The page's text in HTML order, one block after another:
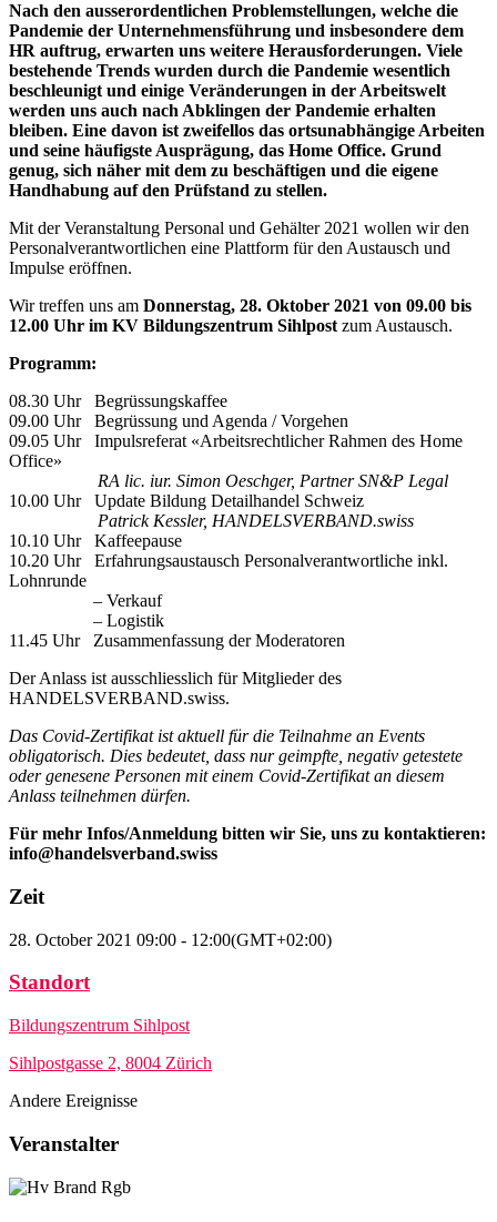
Nach den ausserordentlichen Problemstellungen, welche die
Pandemie der Unternehmensführung und insbesondere dem
HR auftrug, erwarten uns weitere Herausforderungen. Viele
bestehende Trends wurden durch die Pandemie wesentlich
beschleunigt und einige Veränderungen in der Arbeitswelt
werden uns auch nach Abklingen der Pandemie erhalten
bleiben. Eine davon ist zweifellos das ortsunabhängige Arbeiten
und seine häufigste Ausprägung, das Home Office. Grund
genug, sich näher mit dem zu beschäftigen und die eigene
Handhabung auf den Prüfstand zu stellen.
Mit der Veranstaltung Personal und Gehälter 2021 wollen wir den
Personalverantwortlichen eine Plattform für den Austausch und
Impulse eröffnen.
Wir treffen uns am Donnerstag, 28. Oktober 2021 von 09.00 bis
12.00 Uhr im KV Bildungszentrum Sihlpost zum Austausch.
Programm:
08.30 Uhr Begrüssungskaffee
09.00 Uhr Begrüssung und Agenda / Vorgehen
09.05 Uhr Impulsreferat «Arbeitsrechtlicher Rahmen des Home
Office»
RA lic. iur. Simon Oeschger, Partner SN&P Legal
10.00 Uhr Update Bildung Detailhandel Schweiz
Patrick Kessler, HANDELSVERBAND.swiss
10.10 Uhr Kaffeepause
10.20 Uhr Erfahrungsaustausch Personalverantwortliche inkl.
Lohnrunde
– Verkauf
– Logistik
11.45 Uhr Zusammenfassung der Moderatoren
Der Anlass ist ausschliesslich für Mitglieder des
HANDELSVERBAND.swiss.
Das Covid-Zertifikat ist aktuell für die Teilnahme an Events
obligatorisch. Dies bedeutet, dass nur geimpfte, negativ getestete
oder genesene Personen mit einem Covid-Zertifikat an diesem
Anlass teilnehmen dürfen.
Für mehr Infos/Anmeldung bitten wir Sie, uns zu kontaktieren:
info@handelsverband.swiss
Zeit
28. October 2021 09:00 - 12:00(GMT+02:00)
Standort
Bildungszentrum Sihlpost
Sihlpostgasse 2, 8004 Zürich
Andere Ereignisse
Veranstalter